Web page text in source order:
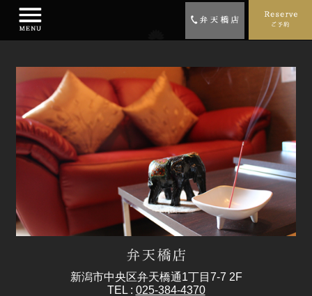
新潟市中央区弁天橋通1丁目7-7 2F
TEL : 025-384-4370